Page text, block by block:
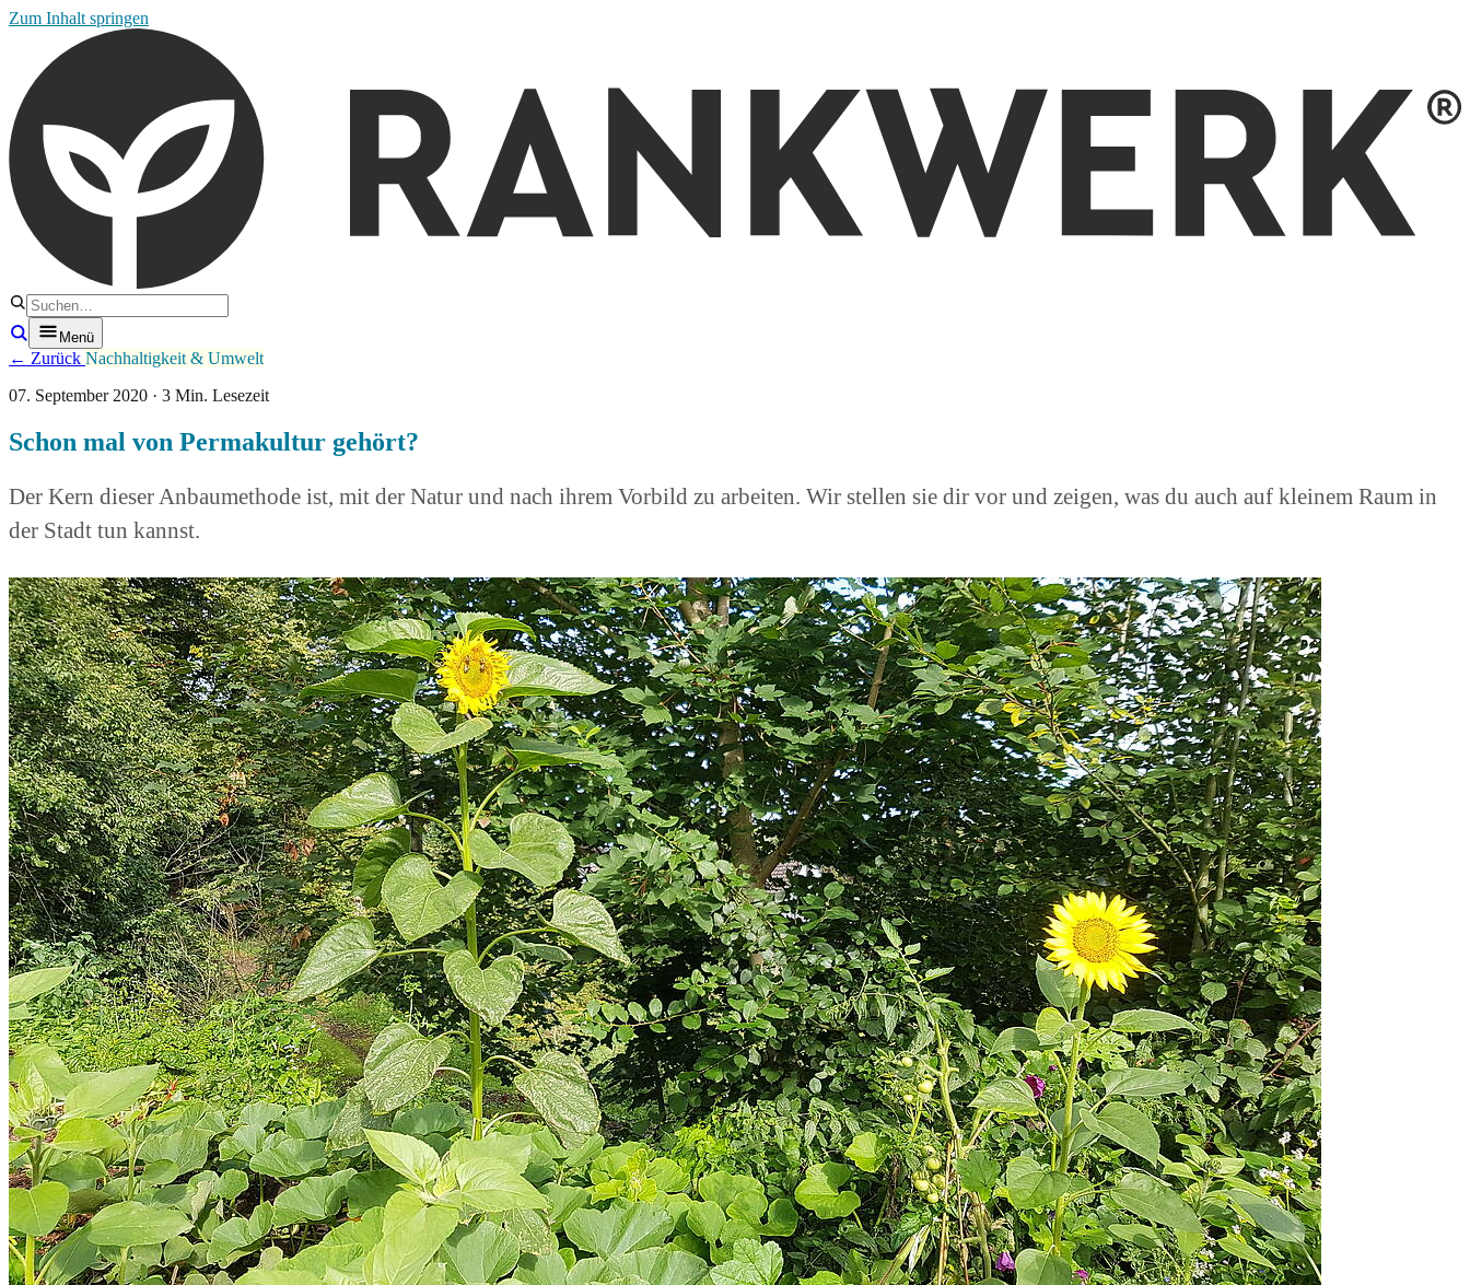
Zum Inhalt springen
Menü
← Zurück Nachhaltigkeit & Umwelt
07. September 2020 · 3 Min. Lesezeit
Schon mal von Permakultur gehört?
Der Kern dieser Anbaumethode ist, mit der Natur und nach ihrem Vorbild zu arbeiten. Wir stellen sie dir vor und zeigen, was du auch auf kleinem Raum in
der Stadt tun kannst.